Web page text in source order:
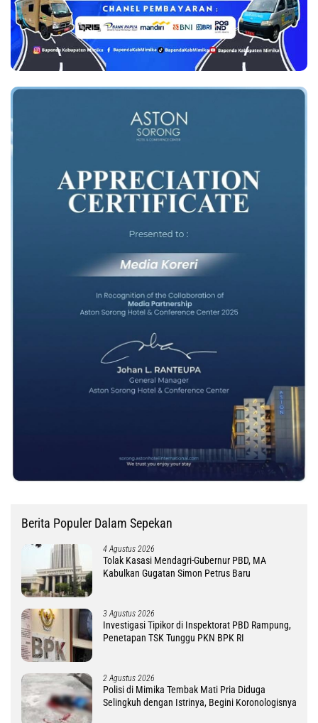
Berita Populer Dalam Sepekan
4 Agustus 2026
Tolak Kasasi Mendagri-Gubernur PBD, MA
Kabulkan Gugatan Simon Petrus Baru
3 Agustus 2026
Investigasi Tipikor di Inspektorat PBD Rampung,
Penetapan TSK Tunggu PKN BPK RI
2 Agustus 2026
Polisi di Mimika Tembak Mati Pria Diduga
Selingkuh dengan Istrinya, Begini Koronologisnya